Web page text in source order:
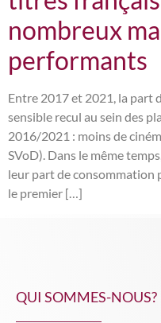
nombreux
performants
Entre 2017 et 2021, la part
sensible recul au sein des
2016/2021 : moins de
SVoD). Dans le même
leur part de consommation
le premier […]
QUI SOMMES-NOUS?